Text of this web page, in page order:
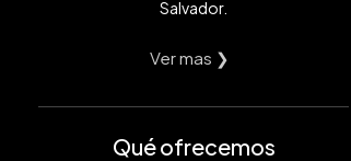
Salvador.
Ver mas ❯
Qué ofrecemos